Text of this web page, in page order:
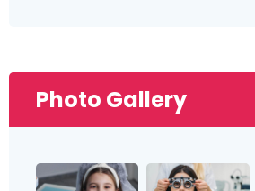
Photo Gallery